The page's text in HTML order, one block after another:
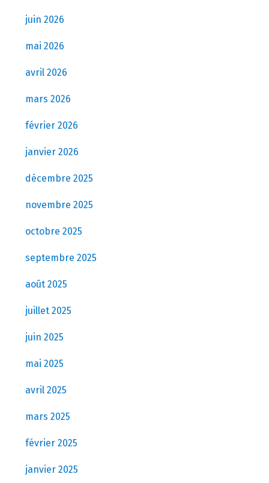
juin 2026
mai 2026
avril 2026
mars 2026
février 2026
janvier 2026
décembre 2025
novembre 2025
octobre 2025
septembre 2025
août 2025
juillet 2025
juin 2025
mai 2025
avril 2025
mars 2025
février 2025
janvier 2025